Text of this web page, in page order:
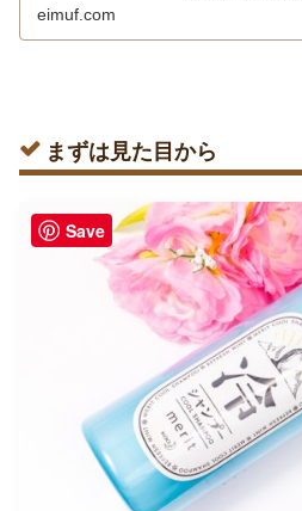
eimuf.com
まずは見た目から
Save